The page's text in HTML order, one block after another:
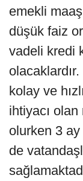
emekli
düşük faiz
vadeli kredi
kolay ve
ihtiyacı olan
olurken 3
de